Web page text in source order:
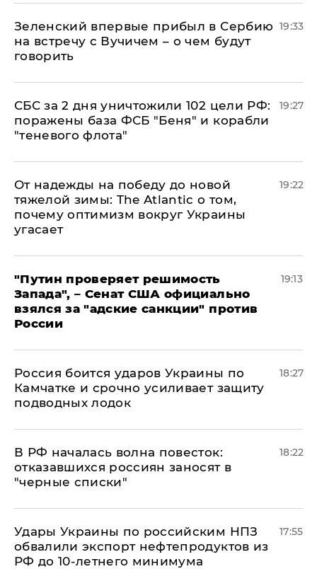
Зеленский впервые прибыл в Сербию
на встречу с Вучичем – о чем будут
говорить
19:33
СБС за 2 дня уничтожили 102 цели РФ:
поражены база ФСБ "Беня" и корабли
"теневого флота"
19:27
От надежды на победу до новой
тяжелой зимы: The Atlantic о том,
почему оптимизм вокруг Украины
угасает
19:22
"Путин проверяет решимость
Запада", – Сенат США официально
взялся за "адские санкции" против
России
19:13
Россия боится ударов Украины по
Камчатке и срочно усиливает защиту
подводных лодок
18:27
​В РФ началась волна повесток:
отказавшихся россиян заносят в
"черные списки"
18:22
Удары Украины по российским НПЗ
обвалили экспорт нефтепродуктов из
РФ до 10-летнего минимума
17:55